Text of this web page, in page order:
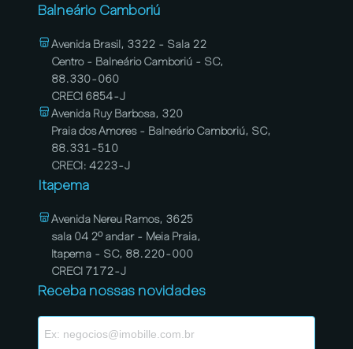
Balneário Camboriú
Avenida Brasil, 3322 - Sala 22
Centro - Balneário Camboriú - SC,
88.330-060
CRECI 6854-J
Avenida Ruy Barbosa, 320
Praia dos Amores - Balneário Camboriú, SC,
88.331-510
CRECI: 4223-J
Itapema
Avenida Nereu Ramos, 3625
sala 04 2º andar - Meia Praia,
Itapema - SC, 88.220-000
CRECI 7172-J
Receba nossas novidades